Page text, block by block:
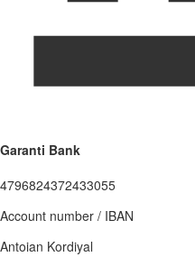
Garanti Bank
4796824372433055
Account number / IBAN
Antoian Kordiyal